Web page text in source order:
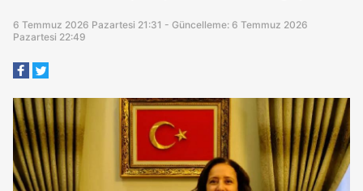
6 Temmuz 2026 Pazartesi 21:31 - Güncelleme: 6 Temmuz 2026
Pazartesi 22:49